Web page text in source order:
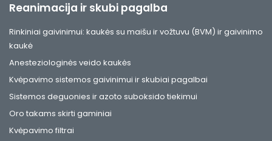
Reanimacija ir skubi pagalba
Rinkiniai gaivinimui: kaukės su maišu ir vožtuvu (BVM) ir gaivinimo
kaukė
Anesteziologinės veido kaukės
Kvėpavimo sistemos gaivinimui ir skubiai pagalbai
Sistemos deguonies ir azoto suboksido tiekimui
Oro takams skirti gaminiai
Kvėpavimo filtrai